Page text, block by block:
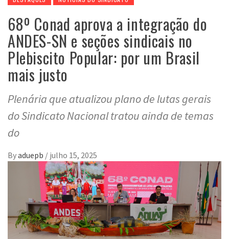
68º Conad aprova a integração do
ANDES-SN e seções sindicais no
Plebiscito Popular: por um Brasil
mais justo
Plenária que atualizou plano de lutas gerais
do Sindicato Nacional tratou ainda de temas
do
Byaduepb / julho 15, 2025